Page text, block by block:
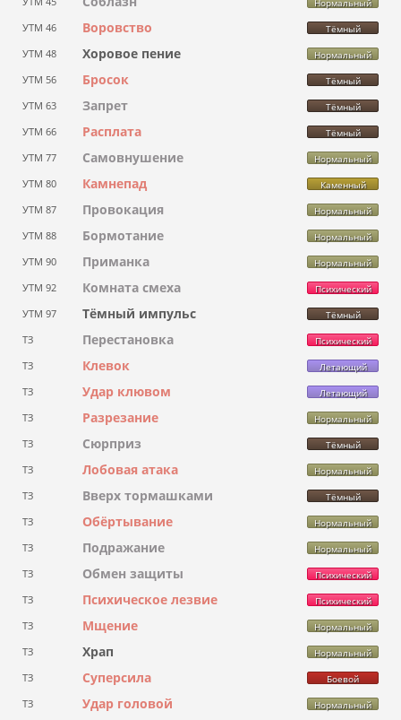
УТМ 46 Воровство Тёмный
УТМ 48 Хоровое пение Нормальный
УТМ 56 Бросок Тёмный
УТМ 63 Запрет Тёмный
УТМ 66 Расплата Тёмный
УТМ 77 Самовнушение Нормальный
УТМ 80 Камнепад Каменный
УТМ 87 Провокация Нормальный
УТМ 88 Бормотание Нормальный
УТМ 90 Приманка Нормальный
УТМ 92 Комната смеха Психический
УТМ 97 Тёмный импульс Тёмный
ТЗ Перестановка Психический
ТЗ Клевок Летающий
ТЗ Удар клювом Летающий
ТЗ Разрезание Нормальный
ТЗ Сюрприз Тёмный
ТЗ Лобовая атака Нормальный
ТЗ Вверх тормашками Тёмный
ТЗ Обёртывание Нормальный
ТЗ Подражание Нормальный
ТЗ Обмен защиты Психический
ТЗ Психическое лезвие Психический
ТЗ Мщение Нормальный
ТЗ Храп Нормальный
ТЗ Суперсила Боевой
ТЗ Удар головой Нормальный